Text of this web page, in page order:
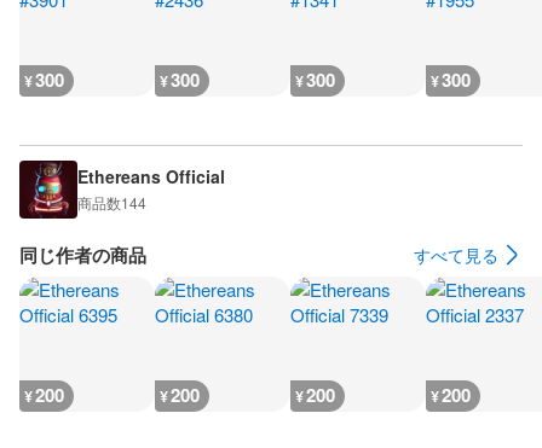
¥300 ¥300 ¥300 ¥300
Ethereans Official
商品数144
同じ作者の商品 すべて見る
¥200 ¥200 ¥200 ¥200